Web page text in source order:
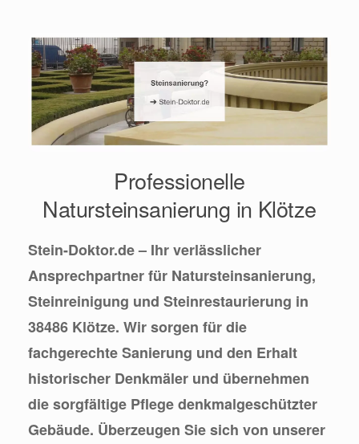
Professionelle
Natursteinsanierung in Klötze
Stein-Doktor.de – Ihr verlässlicher
Ansprechpartner für Natursteinsanierung,
Steinreinigung und Steinrestaurierung in
38486 Klötze. Wir sorgen für die
fachgerechte Sanierung und den Erhalt
historischer Denkmäler und übernehmen
die sorgfältige Pflege denkmalgeschützter
Gebäude. Überzeugen Sie sich von unserer